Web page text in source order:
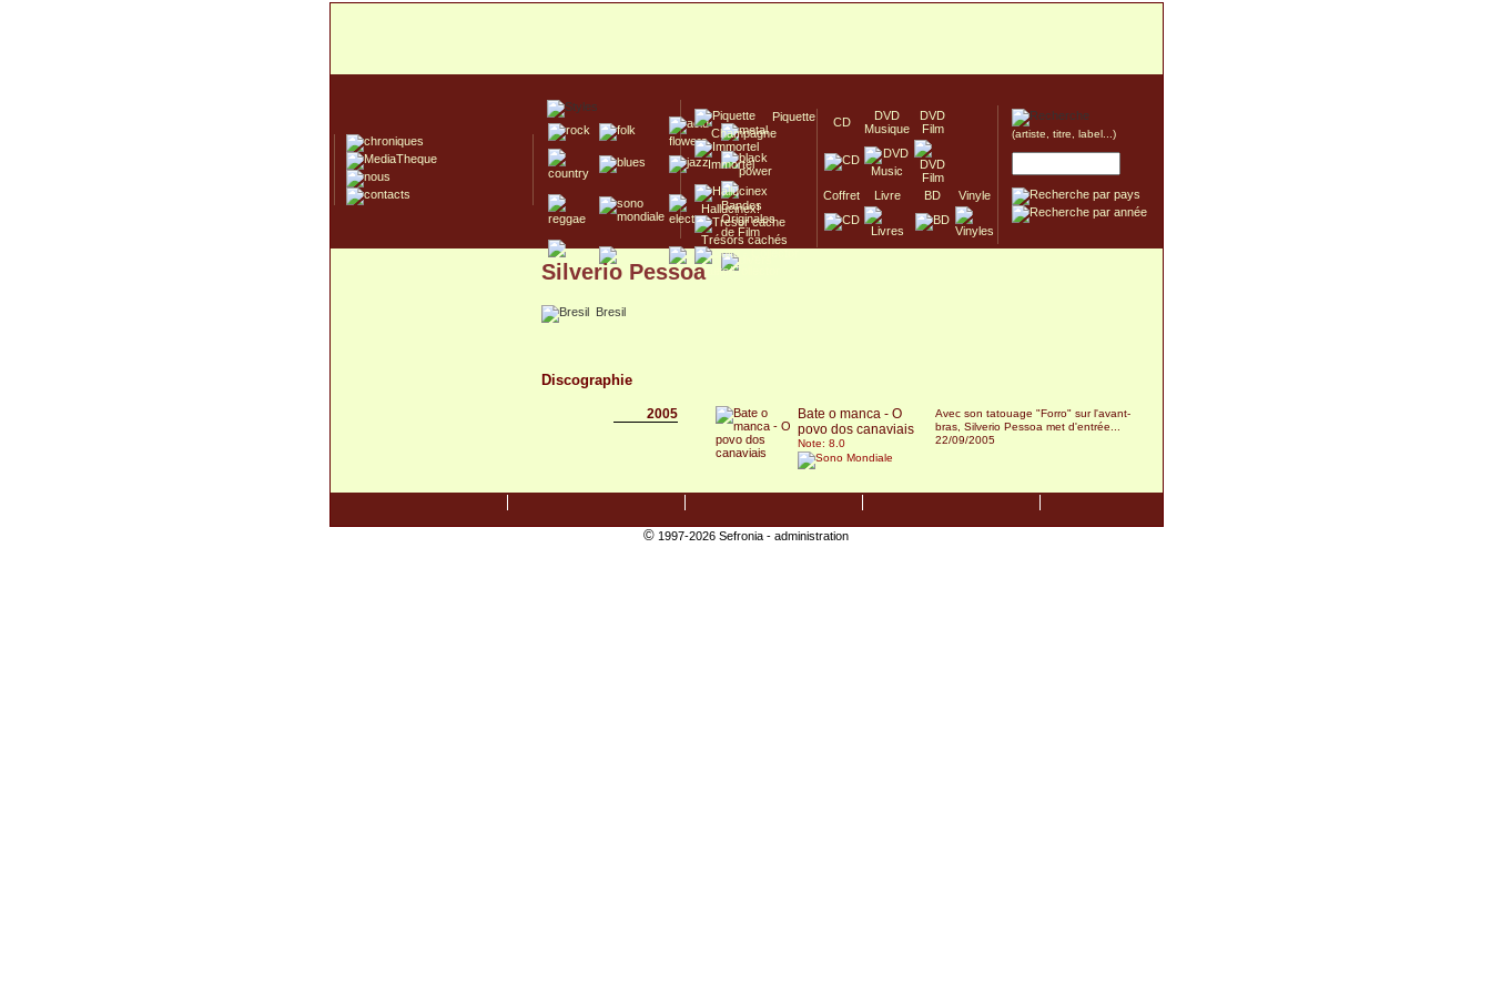
Piquette
Champagne
Immortel
Hallucinex!
Trésors cachés
Culte/Collector
CD
DVD
Musique
DVD
Film
Coffret Livre BD Vinyle
(artiste, titre, label...)
Silverio Pessoa
Bresil
Discographie
2005
Bate o manca - O
povo dos canaviais
Note: 8.0
Avec son tatouage "Forro" sur l'avant-
bras, Silverio Pessoa met d'entrée...
22/09/2005
©1997-2026 Sefronia - administration